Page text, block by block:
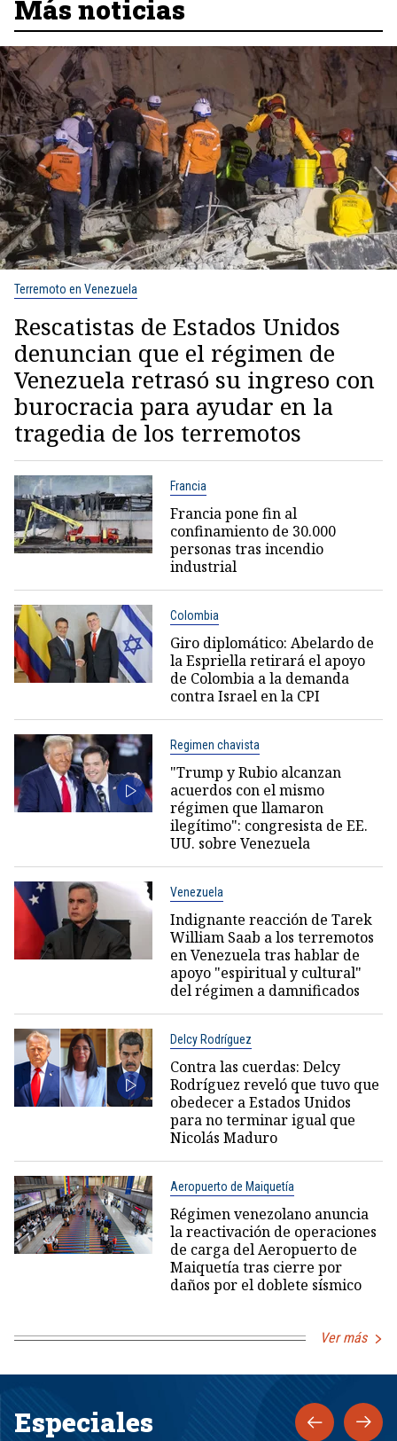
Más noticias
Terremoto en Venezuela
Rescatistas de Estados Unidos
denuncian que el régimen de
Venezuela retrasó su ingreso con
burocracia para ayudar en la
tragedia de los terremotos
Francia
Francia pone fin al
confinamiento de 30.000
personas tras incendio
industrial
Colombia
Giro diplomático: Abelardo de
la Espriella retirará el apoyo
de Colombia a la demanda
contra Israel en la CPI
Regimen chavista
"Trump y Rubio alcanzan
acuerdos con el mismo
régimen que llamaron
ilegítimo": congresista de EE.
UU. sobre Venezuela
Venezuela
Indignante reacción de Tarek
William Saab a los terremotos
en Venezuela tras hablar de
apoyo "espiritual y cultural"
del régimen a damnificados
Delcy Rodríguez
Contra las cuerdas: Delcy
Rodríguez reveló que tuvo que
obedecer a Estados Unidos
para no terminar igual que
Nicolás Maduro
Aeropuerto de Maiquetía
Régimen venezolano anuncia
la reactivación de operaciones
de carga del Aeropuerto de
Maiquetía tras cierre por
daños por el doblete sísmico
Ver más
Especiales